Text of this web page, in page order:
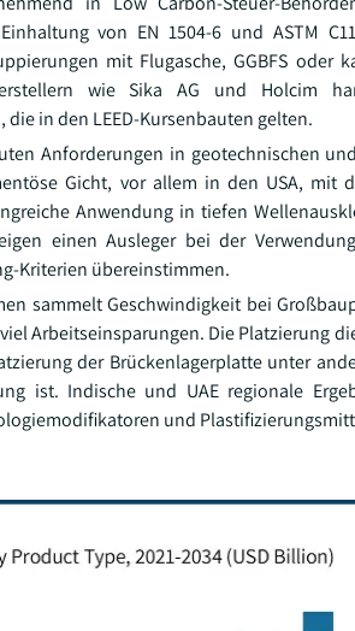
von EN 1504-6 und ASTM
mit Flugasche, GGBFS oder
wie Sika AG und Holcim
in den LEED-Kursenbauten gelten.
Anforderungen in geotechnischen
Gicht, vor allem in den USA, mit
Anwendung in tiefen
einen Ausleger bei der
Kriterien übereinstimmen.
sammelt Geschwindigkeit bei
Arbeitseinsparungen. Die Platzierung
der Brückenlagerplatte unter
ist. Indische und UAE regionale
und